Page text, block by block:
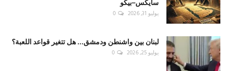
سايكس–بيكو
يوليو 31, 2026 0
لبنان بين واشنطن ودمشق... هل تتغير قواعد اللعبة؟
يوليو 25, 2026 0